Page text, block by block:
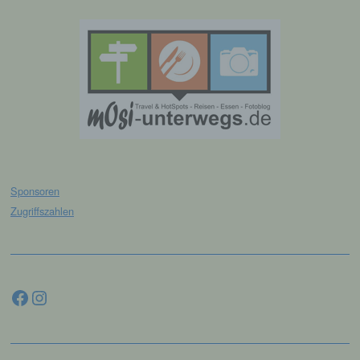
Sponsoren
Zugriffszahlen
Facebook
f) Pseudonymisierung
Pseudonymisierung ist die Verarbeitung
personenbezogener Daten in einer Weise,
Informationen gesondert aufbewahrt werden
dass die personenbezogenen Daten nicht